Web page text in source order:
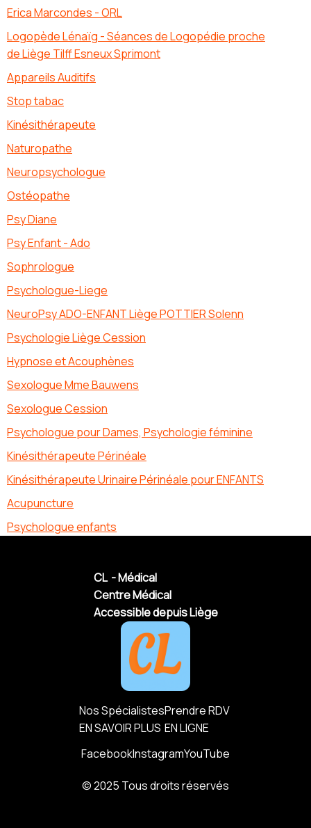
Erica Marcondes - ORL
Logopède Lénaïg - Séances de Logopédie proche
de Liège Tilff Esneux Sprimont
Appareils Auditifs
Stop tabac
Kinésithérapeute
Naturopathe
Neuropsychologue
Ostéopathe
Psy Diane
Psy Enfant - Ado
Sophrologue
Psychologue-Liege
NeuroPsy ADO-ENFANT Liège POTTIER Solenn
Psychologie Liège Cession
Hypnose et Acouphènes
Sexologue Mme Bauwens
Sexologue Cession
Psychologue pour Dames, Psychologie féminine
Kinésithérapeute Périnéale
Kinésithérapeute Urinaire Périnéale pour ENFANTS
Acupuncture
Psychologue enfants
CL - Médical
Centre Médical
Accessible depuis Liège
Nos Spécialistes
EN SAVOIR PLUS
Prendre RDV
EN LIGNE
FacebookInstagramYouTube
© 2025 Tous droits réservés